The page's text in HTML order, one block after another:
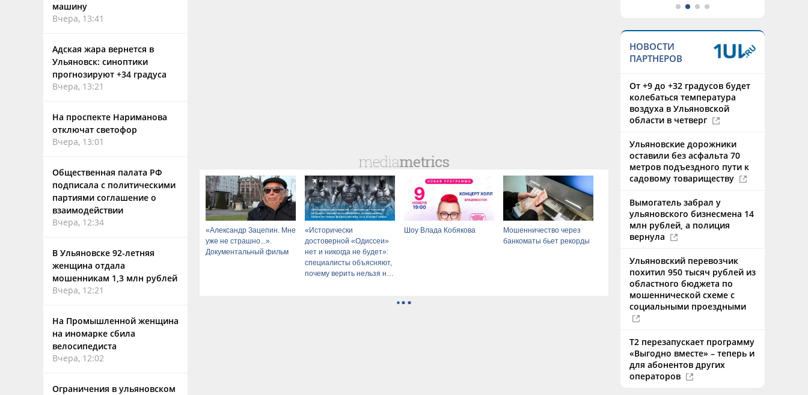
машину
Вчера, 13:41
Адская жара вернется в
Ульяновск: синоптики
прогнозируют +34 градуса
Вчера, 13:21
На проспекте Нариманова
отключат светофор
Вчера, 13:01
Общественная палата РФ
подписала с политическими
партиями соглашение о
взаимодействии
Вчера, 12:34
В Ульяновске 92-летняя
женщина отдала
мошенникам 1,3 млн рублей
Вчера, 12:21
На Промышленной женщина
на иномарке сбила
велосипедиста
Вчера, 12:02
Ограничения в ульяновском
«Александр Зацепин. Мне
уже не страшно...».
Документальный фильм
«Исторически
достоверной «Одиссеи»
нет и никогда не будет»:
специалисты объясняют,
почему верить нельзя не
Шоу Влада Кобякова
Мошенничество через
банкоматы бьет рекорды
НОВОСТИ
ПАРТНЕРОВ
От +9 до +32 градусов будет
колебаться температура
воздуха в Ульяновской
области в четверг
Ульяновские дорожники
оставили без асфальта 70
метров подъездного пути к
садовому товариществу
Вымогатель забрал у
ульяновского бизнесмена 14
млн рублей, а полиция
вернула
Ульяновский перевозчик
похитил 950 тысяч рублей из
областного бюджета по
мошеннической схеме с
социальными проездными
Т2 перезапускает программу
«Выгодно вместе» – теперь и
для абонентов других
операторов